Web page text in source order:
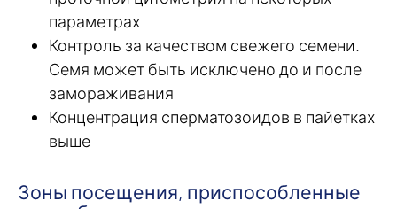
параметрах
Контроль за качеством свежего семени.
Семя может быть исключено до и после
замораживания
Концентрация сперматозоидов в пайетках
выше
Зоны посещения, приспособленные